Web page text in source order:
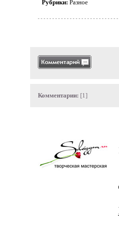
Рубрики: Разное
Комментарии: [1]